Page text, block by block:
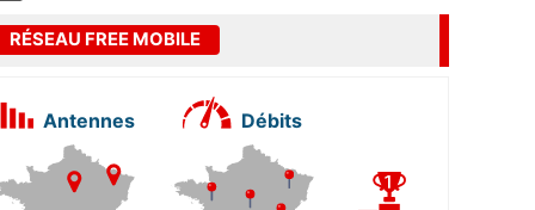
RÉSEAU FREE MOBILE
Antennes Débits